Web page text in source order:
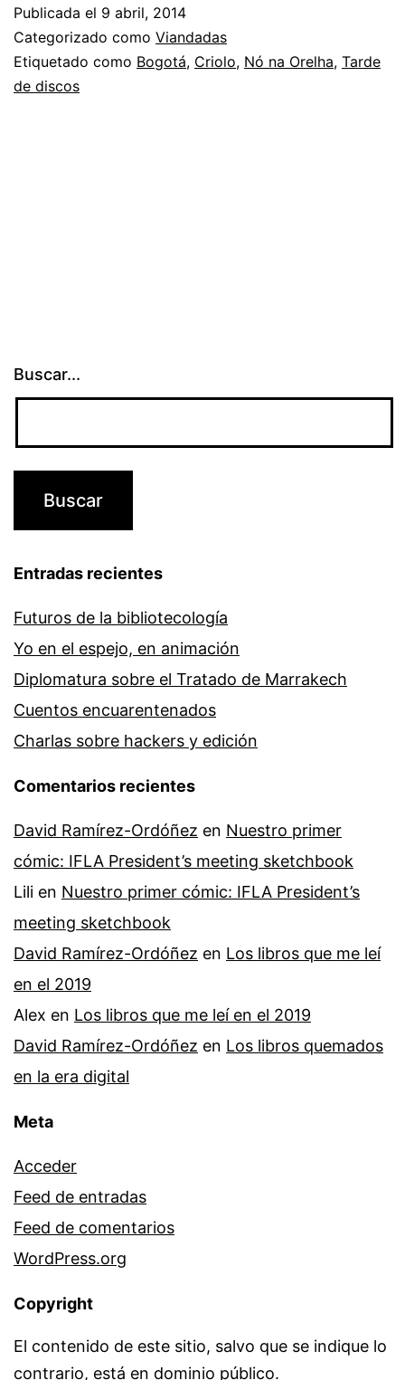
Publicada el 9 abril, 2014
Categorizado como Viandadas
Etiquetado como Bogotá, Criolo, Nó na Orelha, Tarde
de discos
Buscar...
Entradas recientes
Futuros de la bibliotecología
Yo en el espejo, en animación
Diplomatura sobre el Tratado de Marrakech
Cuentos encuarentenados
Charlas sobre hackers y edición
Comentarios recientes
David Ramírez-Ordóñez en Nuestro primer
cómic: IFLA President’s meeting sketchbook
Lili en Nuestro primer cómic: IFLA President’s
meeting sketchbook
David Ramírez-Ordóñez en Los libros que me leí
en el 2019
Alex en Los libros que me leí en el 2019
David Ramírez-Ordóñez en Los libros quemados
en la era digital
Meta
Acceder
Feed de entradas
Feed de comentarios
WordPress.org
Copyright
El contenido de este sitio, salvo que se indique lo
contrario, está en dominio público.